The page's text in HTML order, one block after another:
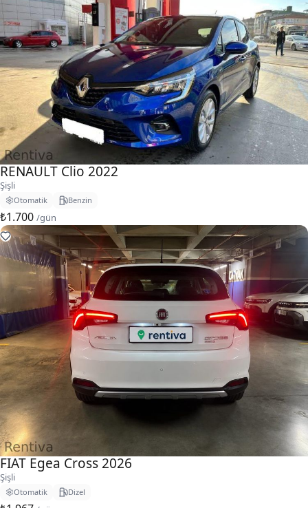
RENAULT Clio 2022
Şişli
Otomatik Benzin
₺1.700 /gün
FIAT Egea Cross 2026
Şişli
Otomatik Dizel